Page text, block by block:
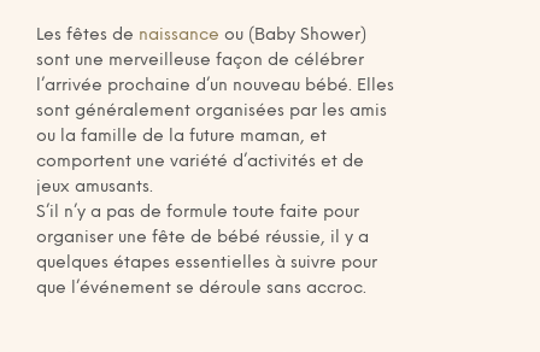
Les fêtes de naissance ou (Baby Shower)
sont une merveilleuse façon de célébrer
l’arrivée prochaine d’un nouveau bébé. Elles
sont généralement organisées par les amis
ou la famille de la future maman, et
comportent une variété d’activités et de
jeux amusants.
S’il n’y a pas de formule toute faite pour
organiser une fête de bébé réussie, il y a
quelques étapes essentielles à suivre pour
que l’événement se déroule sans accroc.